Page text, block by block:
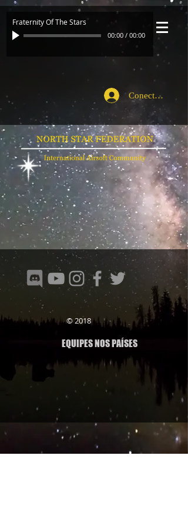
Fraternity Of The Stars
00:00 / 00:00
Conecte-se
© 2018
EQUIPES NOS PAÍSES